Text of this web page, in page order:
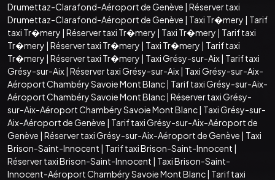
Drumettaz-Clarafond-Aéroport de Genève | Réserver taxi
Drumettaz-Clarafond-Aéroport de Genève | Taxi Tr�mery | Tarif
taxi Tr�mery | Réserver taxi Tr�mery | Taxi Tr�mery | Tarif taxi
Tr�mery | Réserver taxi Tr�mery | Taxi Tr�mery | Tarif taxi
Tr�mery | Réserver taxi Tr�mery | Taxi Grésy-sur-Aix| Tarif taxi
Grésy-sur-Aix| Réserver taxi Grésy-sur-Aix| Taxi Grésy-sur-Aix-
Aéroport Chambéry Savoie Mont Blanc| Tarif taxi Grésy-sur-Aix-
Aéroport Chambéry Savoie Mont Blanc| Réserver taxi Grésy-
sur-Aix-Aéroport Chambéry Savoie Mont Blanc| Taxi Grésy-sur-
Aix-Aéroport de Genève | Tarif taxi Grésy-sur-Aix-Aéroport de
Genève | Réserver taxi Grésy-sur-Aix-Aéroport de Genève | Taxi
Brison-Saint-Innocent | Tarif taxi Brison-Saint-Innocent |
Réserver taxi Brison-Saint-Innocent | Taxi Brison-Saint-
Innocent-Aéroport Chambéry Savoie Mont Blanc| Tarif taxi